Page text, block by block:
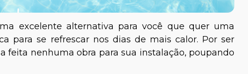
excelente alternativa para você que quer uma
para se refrescar nos dias de mais calor. Por ser
feita nenhuma obra para sua instalação, poupando